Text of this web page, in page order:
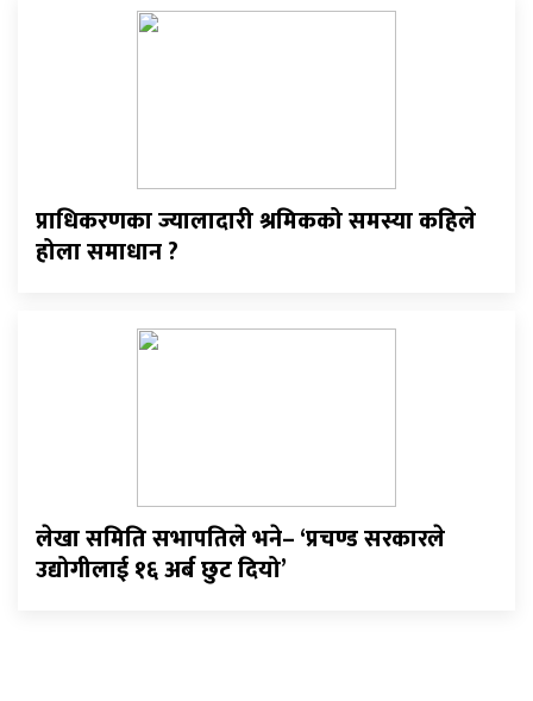
प्राधिकरणका ज्यालादारी श्रमिकको समस्या कहिले
होला समाधान ?
लेखा समिति सभापतिले भने– ‘प्रचण्ड सरकारले
उद्योगीलाई १६ अर्ब छुट दियो’